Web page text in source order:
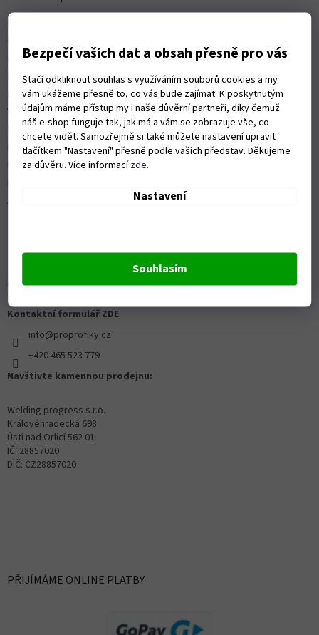
Bezpečí vašich dat a obsah přesně pro vás
Stačí odkliknout souhlas s využíváním souborů cookies a my
vám ukážeme přesně to, co vás bude zajímat. K poskytnutým
údajům máme přístup my i naše důvěrní partneři, díky čemuž
náš e-shop funguje tak, jak má a vám se zobrazuje vše, co
chcete vidět. Samozřejmě si také můžete nastavení upravit
tlačítkem "Nastavení" přesně podle vašich představ. Děkujeme
za důvěru. Více informacízde.
Nastavení
Souhlasím
Ochrana osobních údajů
Možnosti dopravy
Platební možnosti
Vrácení zboží a reklamace
Nákup na splátky
ISO 9001:2015
Politika kvality
Autorizovaný servis Husqvarna
OZVĚTE SE NÁM
Kontaktní formulář ZDE
info@proprofiky.cz
+420 465 523 779
Navštivte kamennou prodejnu:
Welding progress s.r.o.
Královéhradecká 698
Ústí nad Orlicí 562 01
IČ: 28857020
DIČ: CZ28857020
PŘIJÍMÁME ONLINE PLATBY